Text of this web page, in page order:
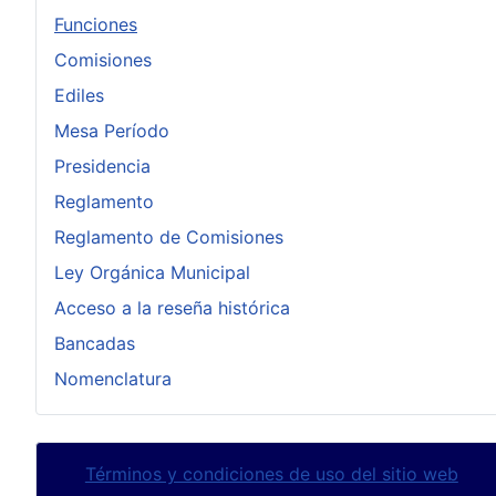
Funciones
Comisiones
Ediles
Mesa Período
Presidencia
Reglamento
Reglamento de Comisiones
Ley Orgánica Municipal
Acceso a la reseña histórica
Bancadas
Nomenclatura
Términos y condiciones de uso del sitio web